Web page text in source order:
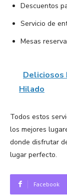
Descuentos
Servicio de
Mesas
Deliciosos
Hilado
Todos estos
los mejores
donde disfrutar
lugar perfecto.
Facebook